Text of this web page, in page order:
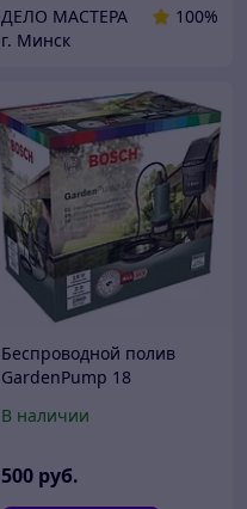
ДЕЛО МАСТЕРА
100%
г. Минск
Беспроводной полив
GardenPump 18
(06008C4201)
В наличии
500 руб.